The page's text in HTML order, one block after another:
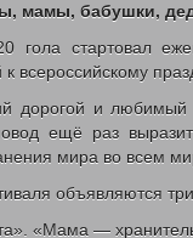
коррупции
юридическое бюро
детей, женщин, семьи
выплата семьям в
семьям
полноценным питанием
многодетным
(семейный)
мамы, бабушки,
гола стартовал
к всероссийскому
дорогой и
ещё раз
мира во всем
объявляются
«Мама —